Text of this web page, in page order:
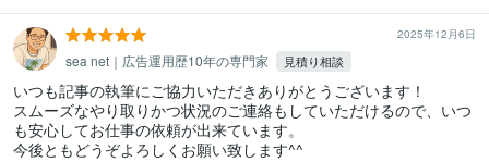
2025年12月6日
sea net｜広告運用歴10年の専門家 見積り相談
いつも記事の執筆にご協力いただきありがとうございます！
スムーズなやり取りかつ状況のご連絡もしていただけるので、いつ
も安心してお仕事の依頼が出来ています。
今後ともどうぞよろしくお願い致します^^